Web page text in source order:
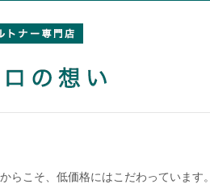
らこそ、低価格にはこだわっています。